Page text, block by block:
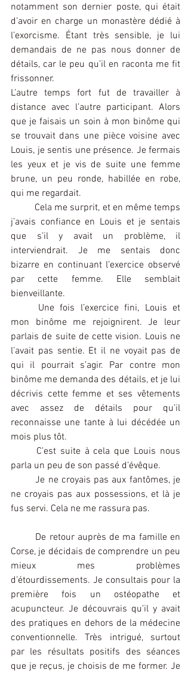
notamment son dernier poste, qui était
d’avoir en charge un monastère dédié à
l’exorcisme. Étant très sensible, je lui
demandais de ne pas nous donner de
détails, car le peu qu’il en raconta me fit
frissonner.
L’autre temps fort fut de travailler à
distance avec l’autre participant. Alors
que je faisais un soin à mon binôme qui
se trouvait dans une pièce voisine avec
Louis, je sentis une présence. Je fermais
les yeux et je vis de suite une femme
brune, un peu ronde, habillée en robe,
qui me regardait.
j’avais confiance en Louis et je sentais
que s’il y avait un problème, il
interviendrait. Je me sentais donc
bizarre en continuant l’exercice observé
par cette femme. Elle semblait
bienveillante.
mon binôme me rejoignirent. Je leur
parlais de suite de cette vision. Louis ne
l’avait pas sentie. Et il ne voyait pas de
qui il pourrait s’agir. Par contre mon
binôme me demanda des détails, et je lui
décrivis cette femme et ses vêtements
avec assez de détails pour qu’il
reconnaisse une tante à lui décédée un
mois plus tôt.
parla un peu de son passé d’évêque.
	Je ne croyais pas aux fantômes, je
ne croyais pas aux possessions, et là je
fus servi. Cela ne me rassura pas.
Corse, je décidais de comprendre un peu
mieux mes problèmes
d’étourdissements. Je consultais pour la
première fois un ostéopathe et
acupuncteur. Je découvrais qu’il y avait
des pratiques en dehors de la médecine
conventionnelle. Très intrigué, surtout
par les résultats positifs des séances
que je reçus, je choisis de me former. Je